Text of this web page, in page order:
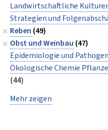
Landwirtschaftliche
Strategien und
Reben (49)
Obst und Weinbau (47)
Epidemiologie und
Ökologische Chemie
(44)
Mehr zeigen